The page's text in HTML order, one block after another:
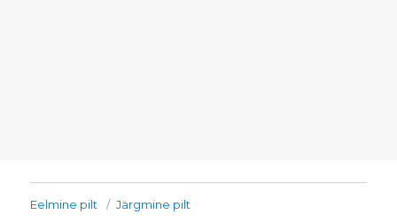
Eelmine pilt Järgmine pilt